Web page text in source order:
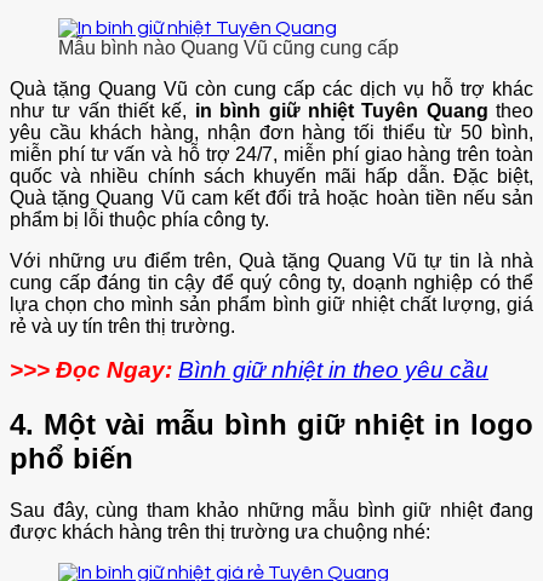
Mẫu bình nào Quang Vũ cũng cung cấp
Quà tặng Quang Vũ còn cung cấp các dịch vụ hỗ trợ khác
như tư vấn thiết kế, in bình giữ nhiệt Tuyên Quang theo
yêu cầu khách hàng, nhận đơn hàng tối thiểu từ 50 bình,
miễn phí tư vấn và hỗ trợ 24/7, miễn phí giao hàng trên toàn
quốc và nhiều chính sách khuyến mãi hấp dẫn. Đặc biệt,
Quà tặng Quang Vũ cam kết đổi trả hoặc hoàn tiền nếu sản
phẩm bị lỗi thuộc phía công ty.
Với những ưu điểm trên, Quà tặng Quang Vũ tự tin là nhà
cung cấp đáng tin cậy để quý công ty, doạnh nghiệp có thể
lựa chọn cho mình sản phẩm bình giữ nhiệt chất lượng, giá
rẻ và uy tín trên thị trường.
>>> Đọc Ngay: Bình giữ nhiệt in theo yêu cầu
4. Một vài mẫu bình giữ nhiệt in logo
phổ biến
Sau đây, cùng tham khảo những mẫu bình giữ nhiệt đang
được khách hàng trên thị trường ưa chuộng nhé: